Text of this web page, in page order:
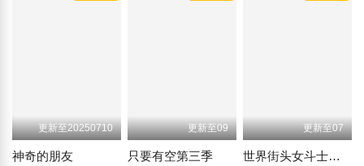
更新至20250710
神奇的朋友
更新至09
只要有空第三季
更新至07
世界街头女斗士第三季